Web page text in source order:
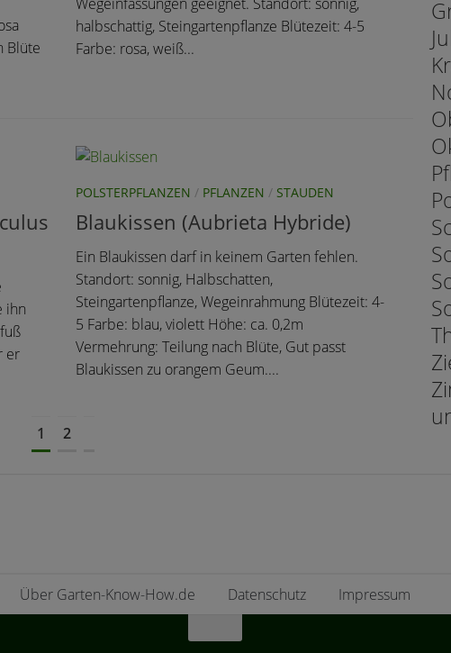
Blüte
halbschattig, Steingartenpflanze Blütezeit: 4-5
Farbe: rosa, weiß...
ihn
er
POLSTERPFLANZEN / PFLANZEN / STAUDEN
Blaukissen (Aubrieta Hybride)
Ein Blaukissen darf in keinem Garten fehlen.
Standort: sonnig, Halbschatten,
Steingartenpflanze, Wegeinrahmung Blütezeit: 4-
5 Farbe: blau, violett Höhe: ca. 0,2m
Vermehrung: Teilung nach Blüte, Gut passt
Blaukissen zu orangem Geum....
1 2
Über Garten-Know-How.de Datenschutz Impressum